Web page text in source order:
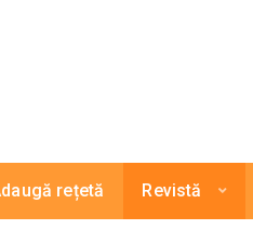
rețetă Revistă